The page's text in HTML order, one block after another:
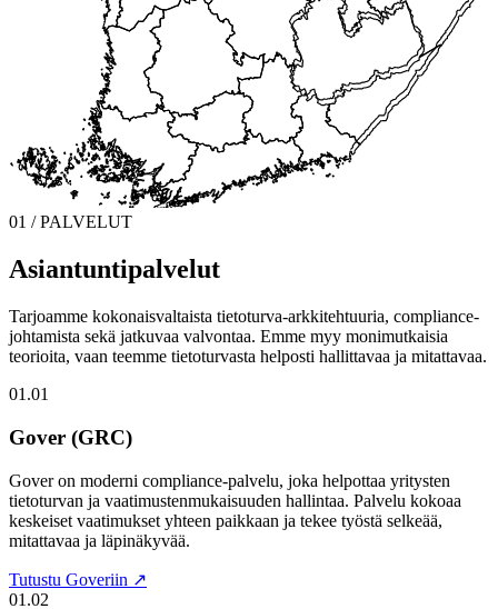
01 / PALVELUT
Asiantuntipalvelut
Tarjoamme kokonaisvaltaista tietoturva-arkkitehtuuria, compliance-
johtamista sekä jatkuvaa valvontaa. Emme myy monimutkaisia
teorioita, vaan teemme tietoturvasta helposti hallittavaa ja mitattavaa.
01.01
Gover (GRC)
Gover on moderni compliance-palvelu, joka helpottaa yritysten
tietoturvan ja vaatimustenmukaisuuden hallintaa. Palvelu kokoaa
keskeiset vaatimukset yhteen paikkaan ja tekee työstä selkeää,
mitattavaa ja läpinäkyvää.
Tutustu Goveriin ↗
01.02